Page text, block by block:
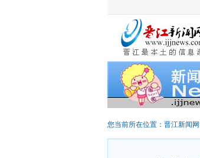
您当前所在位置： 晋江新闻网